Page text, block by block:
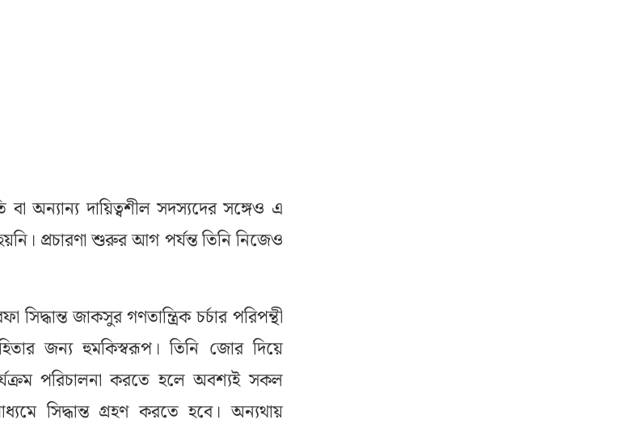
অন্যান্য দায়িত্বশীল সদস্যদের সঙ্গেও এ
প্রচারণা শুরুর আগ পর্যন্ত তিনি নিজেও
জাকসুর গণতান্ত্রিক চর্চার পরিপন্থী
জন্য হুমকিস্বরূপ। তিনি জোর দিয়ে
পরিচালনা করতে হলে অবশ্যই সকল
সিদ্ধান্ত গ্রহণ করতে হবে। অন্যথায়